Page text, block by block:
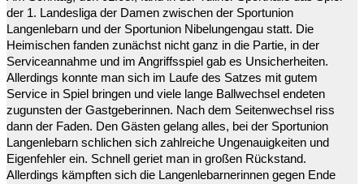
der 1. Landesliga der Damen zwischen der Sportunion
Langenlebarn und der Sportunion Nibelungengau statt. Die
Heimischen fanden zunächst nicht ganz in die Partie, in der
Serviceannahme und im Angriffsspiel gab es Unsicherheiten.
Allerdings konnte man sich im Laufe des Satzes mit gutem
Service in Spiel bringen und viele lange Ballwechsel endeten
zugunsten der Gastgeberinnen. Nach dem Seitenwechsel riss
dann der Faden. Den Gästen gelang alles, bei der Sportunion
Langenlebarn schlichen sich zahlreiche Ungenauigkeiten und
Eigenfehler ein. Schnell geriet man in großen Rückstand.
Allerdings kämpften sich die Langenlebarnerinnen gegen Ende